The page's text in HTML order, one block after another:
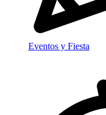
Eventos y Fiesta